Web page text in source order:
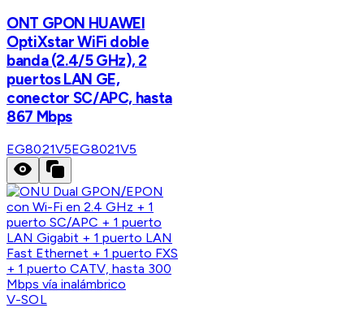
ONT GPON HUAWEI
OptiXstar WiFi doble
banda (2.4/5 GHz), 2
puertos LAN GE,
conector SC/APC, hasta
867 Mbps
EG8021V5EG8021V5
V-SOL